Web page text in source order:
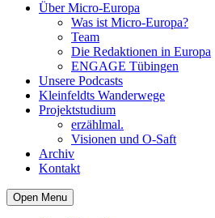
Über Micro-Europa
Was ist Micro-Europa?
Team
Die Redaktionen in Europa
ENGAGE Tübingen
Unsere Podcasts
Kleinfeldts Wanderwege
Projektstudium
erzählmal.
Visionen und O-Saft
Archiv
Kontakt
Open Menu